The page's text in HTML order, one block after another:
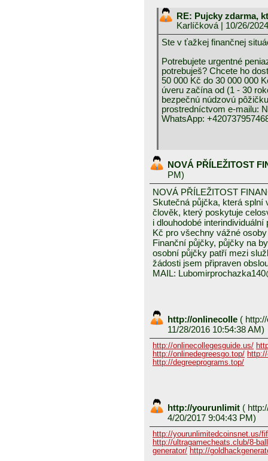
RE: Pujcky zdarma,
Karlíčková | 10/26/
Ste v ťažkej finančnej
Potrebujete urgentné
potrebuješ? Chcete ho
50 000 Kč do 30 000 000
úveru začína od (1 - 30
bezpečnú núdzovú
prostredníctvom e-mailu:
WhatsApp:
NOVÁ PŘÍLEŽITOST
PM)
NOVÁ PŘÍLEŽITOST
Skutečná půjčka, která
člověk, který poskytuje
i dlouhodobé
Kč pro všechny vážné
Finanční půjčky, půjčky na
osobní půjčky patří mezi
žádosti jsem připraven
MAIL:
http://onlinecolle (
11/28/2016 10:54:38 AM)
http://onlinecollegesguide.us/
http://onlinedegreesgo.top/
http://degreeprograms.top/
http://yourunlimit (
4/20/2017 9:04:43 PM)
http://yourunlimitedcoinsnet.us/
http://ultragamecheats.club/8-
generator/ http://